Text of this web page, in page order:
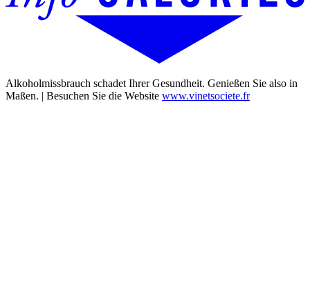
Alkoholmissbrauch schadet Ihrer Gesundheit. Genießen Sie also in
Maßen. | Besuchen Sie die Website www.vinetsociete.fr